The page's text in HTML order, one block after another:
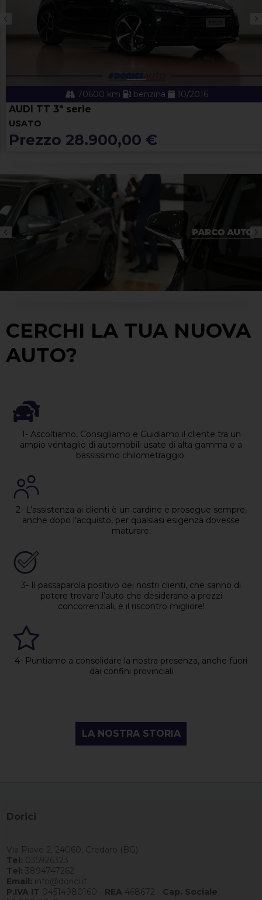
70600 km benzina 10/2016
AUDI TT 3ª serie
USATO
Prezzo 28.900,00 €
CERCHI LA TUA NUOVA
AUTO?
1- Ascoltiamo, Consigliamo e Guidiamo il cliente tra un
ampio ventaglio di automobili usate di alta gamma e a
bassissimo chilometraggio.
2- L’assistenza ai clienti è un cardine e prosegue sempre,
anche dopo l’acquisto, per qualsiasi esigenza dovesse
maturare.
3- Il passaparola positivo dei nostri clienti, che sanno di
potere trovare l’auto che desiderano a prezzi
concorrenziali, è il riscontro migliore!
4- Puntiamo a consolidare la nostra presenza, anche fuori
dai confini provinciali
LA NOSTRA STORIA
Dorici
Via Piave 2, 24060, Credaro (BG)
Tel: 035926323
Tel: 3894747262
Email: info@dorici.it
P.IVA IT 04514980160 - REA 468672 - Cap. Sociale